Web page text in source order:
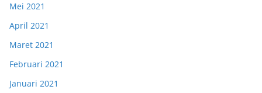
Mei 2021
April 2021
Maret 2021
Februari 2021
Januari 2021